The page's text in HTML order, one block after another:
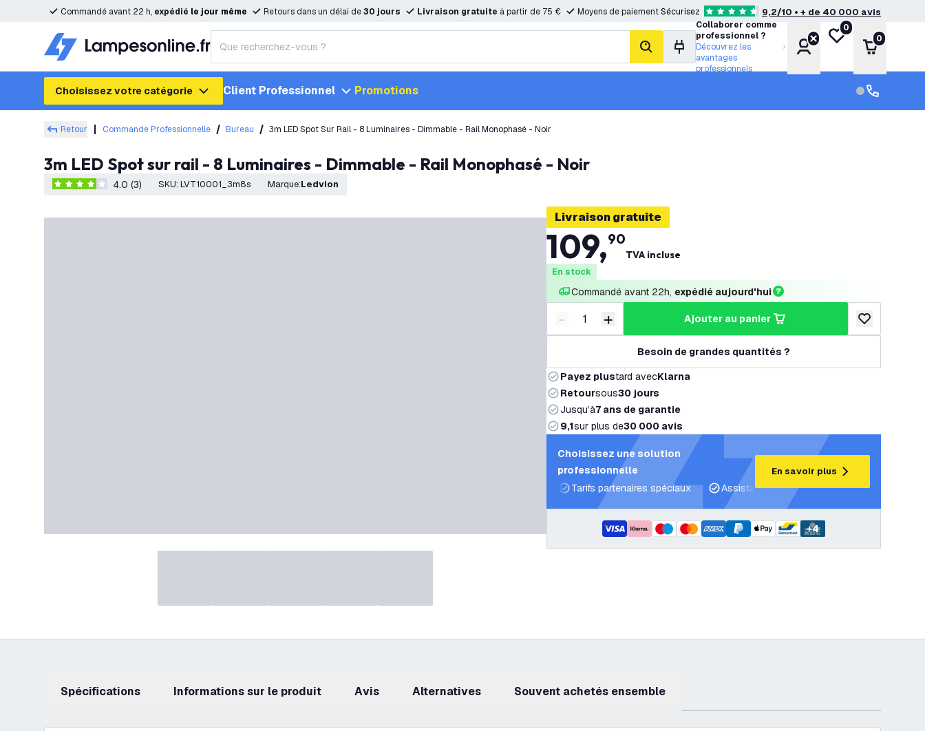
Commandé avant 22 h, expédié le jour même Retours dans un délai de30 jours Livraison gratuite à partir de 75 € Moyens de paiementSécurisez 4.6 étoiles de notation9,2/10 • + de 40 000 avis
rechercher
Collaborer comme
professionnel ?
Découvrez les
avantages
professionnels
Compte
Ma liste de
0
Panier
0
Choisissez votre catégorie Client Professionnel Promotions Service
Service client
Retour Commande Professionnelle Bureau 3m LED Spot Sur Rail - 8 Luminaires - Dimmable - Rail Monophasé - Noir
3m LED Spot sur rail - 8 Luminaires - Dimmable - Rail Monophasé - Noir
4 étoiles de notation
4.0 (3) SKU: LVT10001_3m8s Marque: Ledvion
Livraison gratuite
109,90
TVA incluse
En stock
Commandé avant 22h, expédié aujourd'hui
Diminuer la quantité
- Augmenter la quantité
+ ajouter au panier
ajouter à la
Besoin de grandes quantités ?
Payez plustard avecKlarna
Retoursous30 jours
Jusqu’à7 ans de garantie
9,1sur plus de30 000 avis
Choisissez une solution
professionnelle
Tarifs partenaires spéciaux
Assistance projet et plans d’éclairage
En savoir plus
+4
Spécifications Informations sur le produit avis Alternatives Souvent achetés ensemble